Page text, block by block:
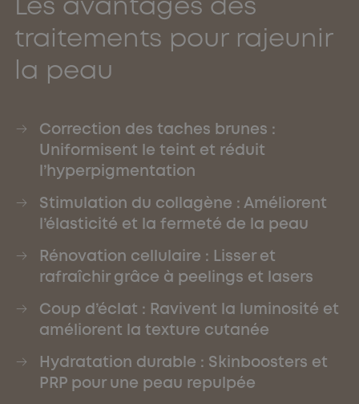
traitements pour rajeunir
la peau
Correction des taches brunes :
Uniformisent le teint et réduit
l’hyperpigmentation
Stimulation du collagène : Améliorent
l’élasticité et la fermeté de la peau
Rénovation cellulaire : Lisser et
rafraîchir grâce à peelings et lasers
Coup d’éclat : Ravivent la luminosité et
améliorent la texture cutanée
Hydratation durable : Skinboosters et
PRP pour une peau repulpée